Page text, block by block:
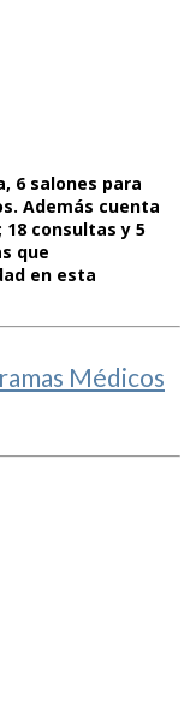
6 salones para
Además cuenta
18 consultas y 5
que
en esta
Médicos